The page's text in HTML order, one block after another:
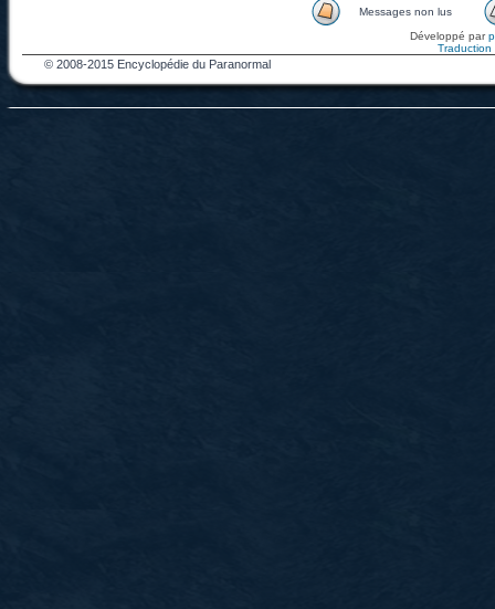
Messages non lus
Développé par
Traduction
© 2008-2015 Encyclopédie du Paranormal